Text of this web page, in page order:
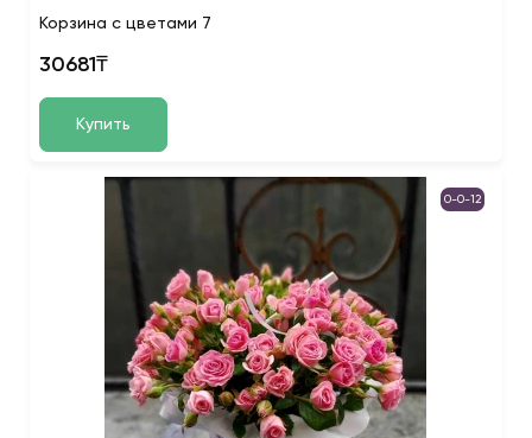
Корзина с цветами 7
30681₸
Купить
0-0-12